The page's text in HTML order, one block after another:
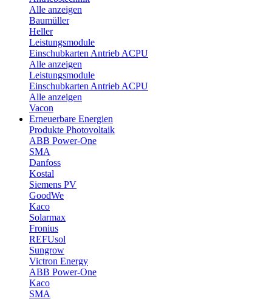
Alle anzeigen
Baumüller
Heller
Leistungsmodule
Einschubkarten Antrieb ACPU
Alle anzeigen
Leistungsmodule
Einschubkarten Antrieb ACPU
Alle anzeigen
Vacon
Erneuerbare Energien
Produkte Photovoltaik
ABB Power-One
SMA
Danfoss
Kostal
Siemens PV
GoodWe
Kaco
Solarmax
Fronius
REFUsol
Sungrow
Victron Energy
ABB Power-One
Kaco
SMA